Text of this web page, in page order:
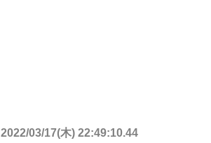
2022/03/17(木) 22:49:10.44